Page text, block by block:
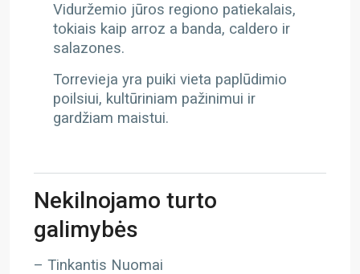
Viduržemio jūros regiono patiekalais,
tokiais kaip arroz a banda, caldero ir
salazones.
Torrevieja yra puiki vieta paplūdimio
poilsiui, kultūriniam pažinimui ir
gardžiam maistui.
Nekilnojamo turto
galimybės
– Tinkantis Nuomai